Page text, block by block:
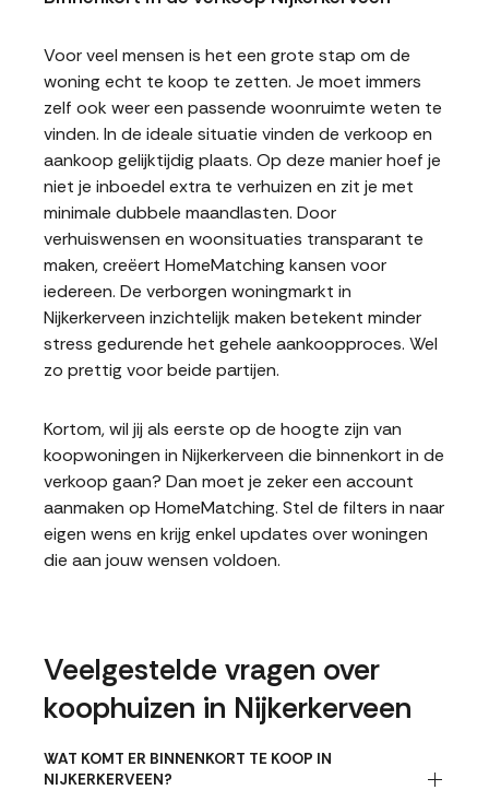
Voor veel mensen is het een grote stap om de
woning echt te koop te zetten. Je moet immers
zelf ook weer een passende woonruimte weten te
vinden. In de ideale situatie vinden de verkoop en
aankoop gelijktijdig plaats. Op deze manier hoef je
niet je inboedel extra te verhuizen en zit je met
minimale dubbele maandlasten. Door
verhuiswensen en woonsituaties transparant te
maken, creëert HomeMatching kansen voor
iedereen. De verborgen woningmarkt in
Nijkerkerveen inzichtelijk maken betekent minder
stress gedurende het gehele aankoopproces. Wel
zo prettig voor beide partijen.
Kortom, wil jij als eerste op de hoogte zijn van
koopwoningen in Nijkerkerveen die binnenkort in de
verkoop gaan? Dan moet je zeker een account
aanmaken op HomeMatching. Stel de filters in naar
eigen wens en krijg enkel updates over woningen
die aan jouw wensen voldoen.
Veelgestelde vragen over
koophuizen in Nijkerkerveen
WAT KOMT ER BINNENKORT TE KOOP IN
NIJKERKERVEEN?